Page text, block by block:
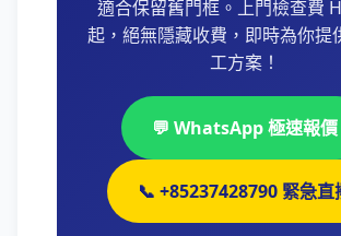
適合保留舊門框。上門檢查費
起，絕無隱藏收費，即時為你提
工方案！
💬 WhatsApp 極速報價
📞 +85237428790 緊急直